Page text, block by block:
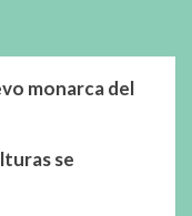
monarca del
se